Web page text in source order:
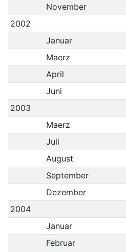
November
2002
Januar
Maerz
April
Juni
2003
Maerz
Juli
August
September
Dezember
2004
Januar
Februar